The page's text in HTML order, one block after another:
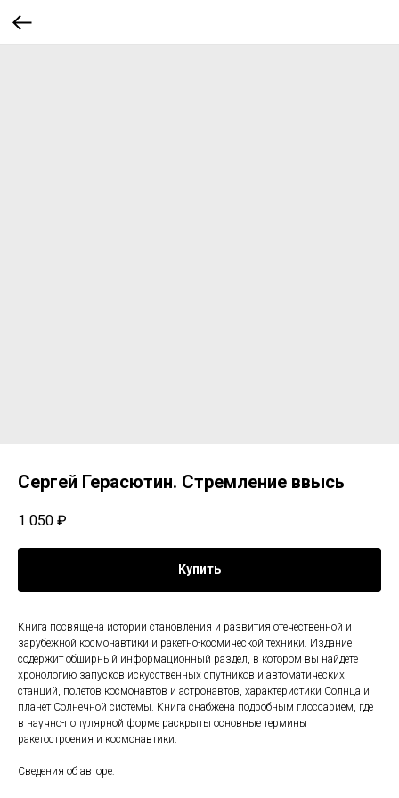
Сергей Герасютин. Стремление ввысь
1 050 ₽
Купить
Книга посвящена истории становления и развития отечественной и
зарубежной космонавтики и ракетно-космической техники. Издание
содержит обширный информационный раздел, в котором вы найдете
хронологию запусков искусственных спутников и автоматических
станций, полетов космонавтов и астронавтов, характеристики Солнца и
планет Солнечной системы. Книга снабжена подробным глоссарием, где
в научно-популярной форме раскрыты основные термины
ракетостроения и космонавтики.
Сведения об авторе: